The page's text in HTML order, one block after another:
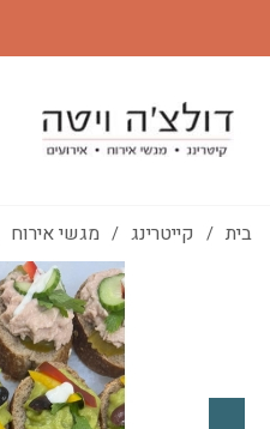
בית / קייטרינג / מגשי אירוח